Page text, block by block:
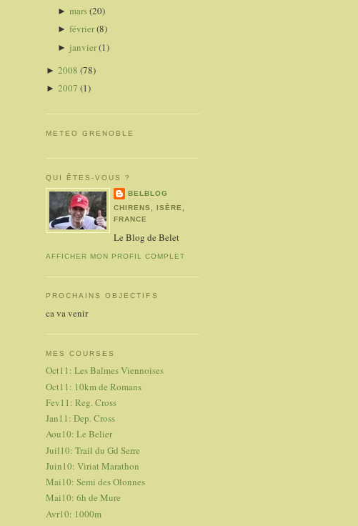
► mars(20)
► février(8)
► janvier(1)
► 2008 (78)
► 2007 (1)
METEO GRENOBLE
QUI ÊTES-VOUS ?
BELBLOG
CHIRENS, ISÈRE,
FRANCE
Le Blog de Belet
AFFICHER MON PROFIL COMPLET
PROCHAINS OBJECTIFS
ca va venir
MES COURSES
Oct11: Les Balmes Viennoises
Oct11: 10km de Romans
Fev11: Reg. Cross
Jan11: Dep. Cross
Aou10: Le Belier
Juil10: Trail du Gd Serre
Juin10: Viriat Marathon
Mai10: Semi des Olonnes
Mai10: 6h de Mure
Avr10: 1000m